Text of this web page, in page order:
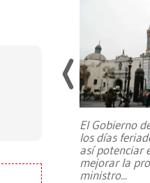
Lula
El Gobierno
los días
así potenciar
mejorar la
ministro...